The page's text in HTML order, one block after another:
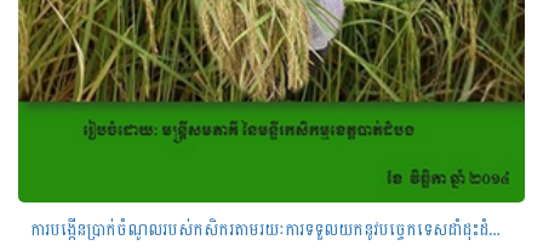
ការបង្កើនប្រាក់ចំណូលរបស់កសិករតាមរយៈការទទួលយកនូវបច្ចេកទេសដាំដុះដំណាំស្រូវ